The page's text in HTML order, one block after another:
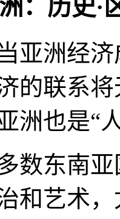
：历史·
亚洲经
的联系
洲也是“
数东南
和艺术